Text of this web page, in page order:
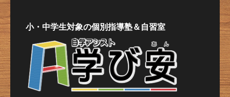
小・中学生対象の個別指導塾＆自習室